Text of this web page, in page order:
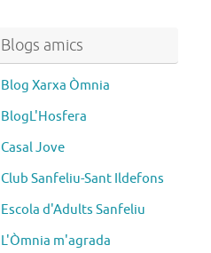
Blogs amics
Blog Xarxa Òmnia
BlogL'Hosfera
Casal Jove
Club Sanfeliu-Sant Ildefons
Escola d'Adults Sanfeliu
L'Òmnia m'agrada